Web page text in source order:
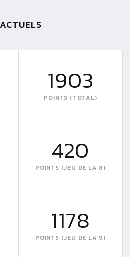
1903
POINTS (TOTAL)
420
POINTS (JEU DE LA 8)
1178
POINTS (JEU DE LA 9)